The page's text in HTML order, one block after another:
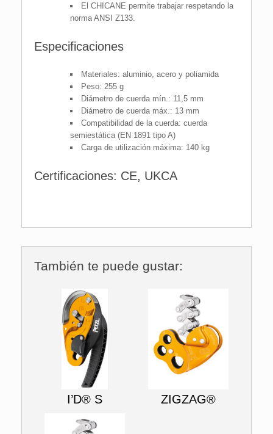
El CHICANE permite trabajar respetando la
norma ANSI Z133.
Especificaciones
Materiales: aluminio, acero y poliamida
Peso: 255 g
Diámetro de cuerda mín.: 11,5 mm
Diámetro de cuerda máx.: 13 mm
Compatibilidad de la cuerda: cuerda
semiestática (EN 1891 tipo A)
Carga de utilización máxima: 140 kg
Certificaciones: CE, UKCA
También te puede gustar:
I’D® S ZIGZAG®